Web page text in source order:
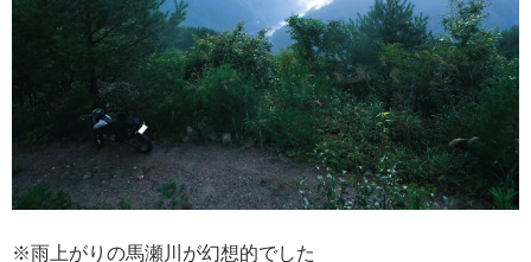
※雨上がりの馬瀬川が幻想的でした